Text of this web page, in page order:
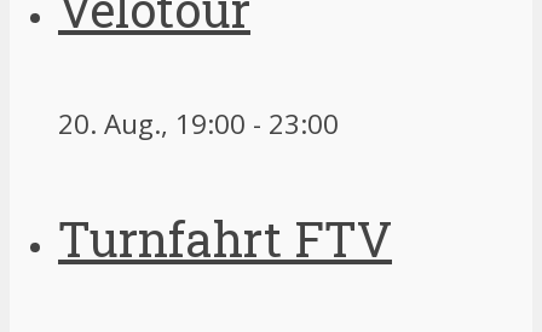
20. Aug., 19:00 - 23:00
Turnfahrt FTV